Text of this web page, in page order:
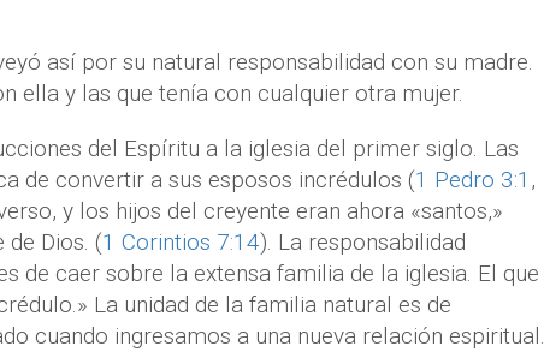
así por su natural responsabilidad con su madre.
ella y las que tenía con cualquier otra mujer.
del Espíritu a la iglesia del primer siglo. Las
de convertir a sus esposos incrédulos (1 Pedro 3:1 ,
y los hijos del creyente eran ahora «santos,»
de Dios. (1 Corintios 7:14). La responsabilidad
de caer sobre la extensa familia de la iglesia. El que
La unidad de la familia natural es de
cuando ingresamos a una nueva relación espiritual.